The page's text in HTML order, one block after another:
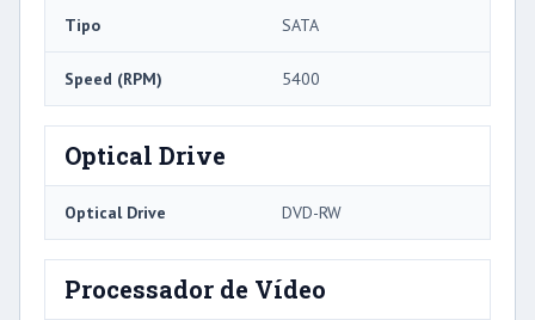
Tipo SATA
Speed ​​(RPM) 5400
Optical Drive
Optical Drive DVD-RW
Processador de Vídeo